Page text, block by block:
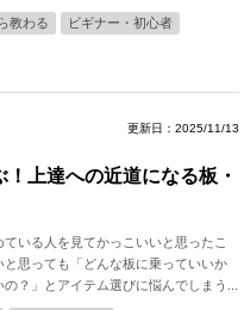
教わる
ビギナー・初心者
更新日：2025/11/13
！上達への近道になる板・
いる人を見てかっこいいと思ったこ
思っても「どんな板に乗っていいか
？」とアイテム選びに悩んでしまう...